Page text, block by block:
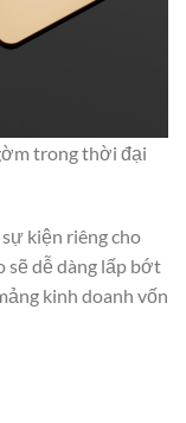
trong thời đại
kiện riêng cho
sẽ dễ dàng lấp bớt
kinh doanh vốn